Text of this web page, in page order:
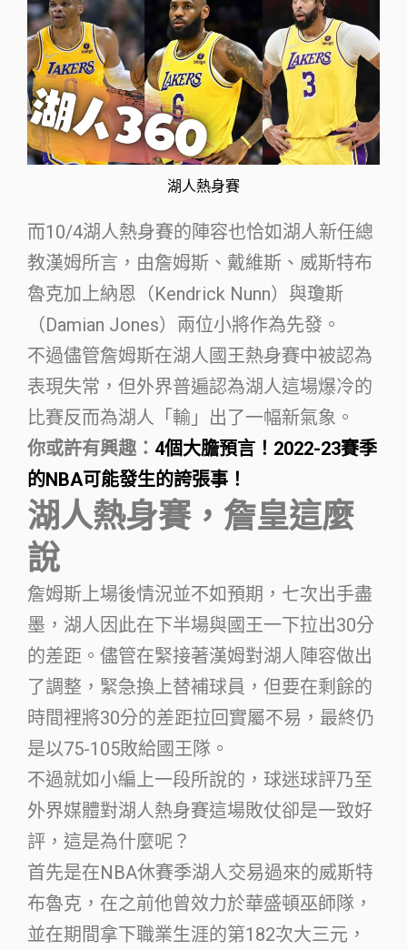
湖人熱身賽
而10/4湖人熱身賽的陣容也恰如湖人新任總
教漢姆所言，由詹姆斯、戴維斯、威斯特布
魯克加上納恩（Kendrick Nunn）與瓊斯
（Damian Jones）兩位小將作為先發。
不過儘管詹姆斯在湖人國王熱身賽中被認為
表現失常，但外界普遍認為湖人這場爆冷的
比賽反而為湖人「輸」出了一幅新氣象。
你或許有興趣： 4個大膽預言！2022-23賽季
的NBA可能發生的誇張事！
湖人熱身賽，詹皇這麼
說
詹姆斯上場後情況並不如預期，七次出手盡
墨，湖人因此在下半場與國王一下拉出30分
的差距。儘管在緊接著漢姆對湖人陣容做出
了調整，緊急換上替補球員，但要在剩餘的
時間裡將30分的差距拉回實屬不易，最終仍
是以75-105敗給國王隊。
不過就如小編上一段所說的，球迷球評乃至
外界媒體對湖人熱身賽這場敗仗卻是一致好
評，這是為什麼呢？
首先是在NBA休賽季湖人交易過來的威斯特
布魯克，在之前他曾效力於華盛頓巫師隊，
並在期間拿下職業生涯的第182次大三元，